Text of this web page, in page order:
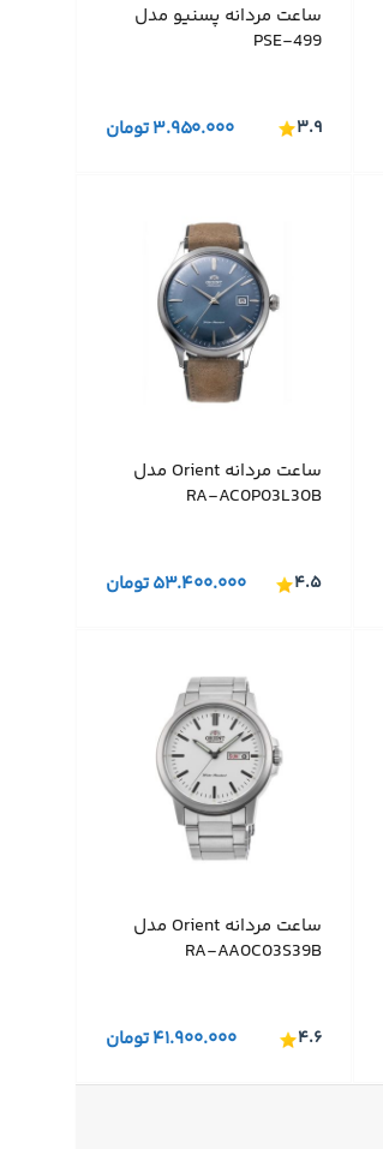
ساعت مردانه پسنیو مدل
PSE-499
۳.۹۵۰.۰۰۰تومان ۳.۹
ساعت مردانه Orient مدل
RA-AC0P03L30B
۵۳.۴۰۰.۰۰۰تومان ۴.۵
ساعت مردانه Orient مدل
RA-AA0C03S39B
۴۱.۹۰۰.۰۰۰تومان ۴.۶